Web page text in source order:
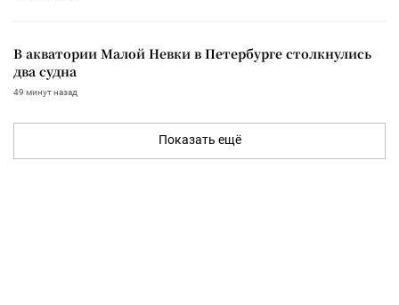
В акватории Малой Невки в Петербурге столкнулись
два судна
49 минут назад
Показать ещё